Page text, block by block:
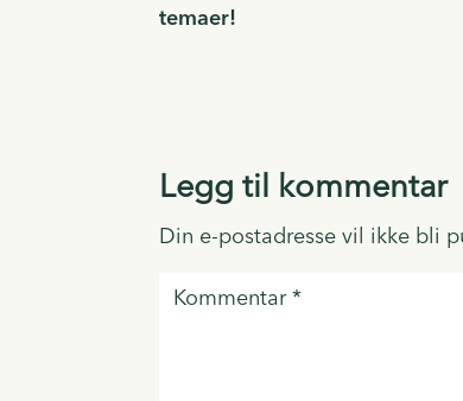
temaer!
Legg til kommentar
Din e-postadresse vil ikke bli